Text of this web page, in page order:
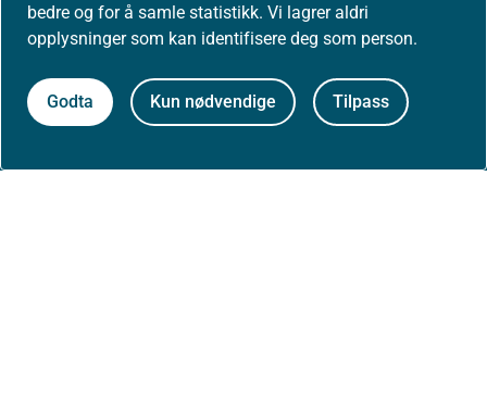
bedre og for å samle statistikk. Vi lagrer aldri
opplysninger som kan identifisere deg som person.
Godta Kun nødvendige Tilpass
Postadresse:
Helsedirektoratet
0213 Oslo